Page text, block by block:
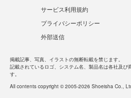
サービス利用規約
プライバシーポリシー
外部送信
掲載記事、写真、イラストの無断転載を禁じます。
記載されているロゴ、システム名、製品名は各社及び
す。
All contents copyright © 2005-2026 Shoeisha Co.,